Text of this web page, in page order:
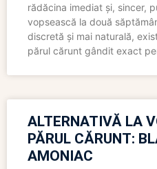
rădăcina imediat și, sincer,
vopsească la două
discretă și mai naturală,
părul cărunt gândit exact
ALTERNATIVĂ LA
PĂRUL CĂRUNT:
AMONIAC